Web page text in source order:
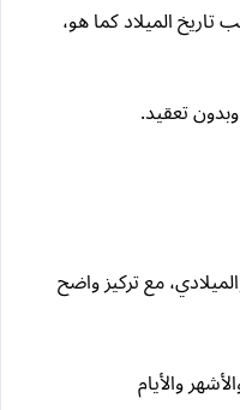
الميلاد كما هو،
تعقيد.
مع تركيز واضح
والأيام